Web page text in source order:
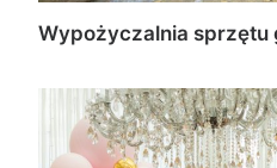
Wypożyczalnia sprzętu